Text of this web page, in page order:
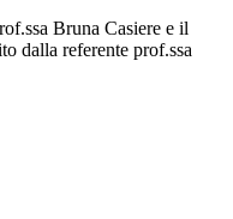
Bruna Casiere e il
dalla referente prof.ssa